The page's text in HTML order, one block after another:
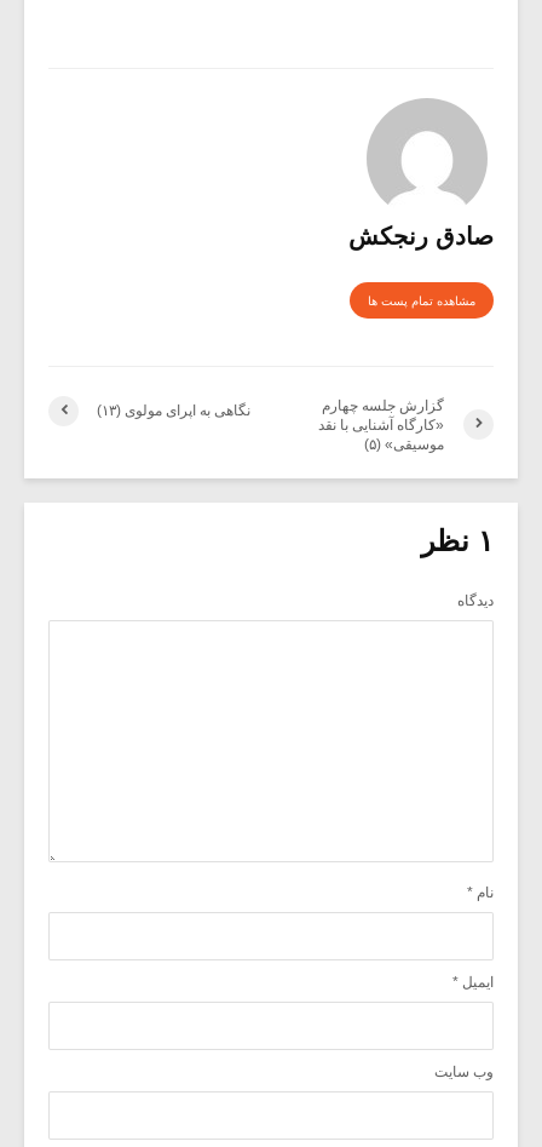
صادق رنجکش
مشاهده تمام پست ها
نگاهی به اپرای مولوی (۱۳)
گزارش جلسه چهارم
«کارگاه آشنایی با نقد
موسیقی» (۵)
۱ نظر
دیدگاه
نام *
ایمیل *
وب‌ سایت